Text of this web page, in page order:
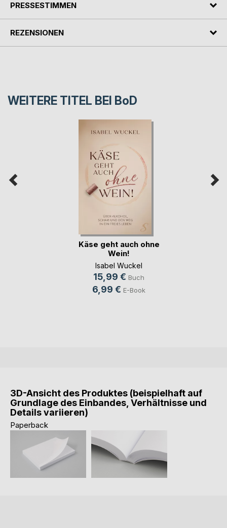
PRESSESTIMMEN
REZENSIONEN
WEITERE TITEL BEI BoD
Käse geht auch ohne
Wein!
Isabel Wuckel
15,99 € Buch
6,99 € E-Book
3D-Ansicht des Produktes (beispielhaft auf
Grundlage des Einbandes, Verhältnisse und
Details variieren)
Paperback